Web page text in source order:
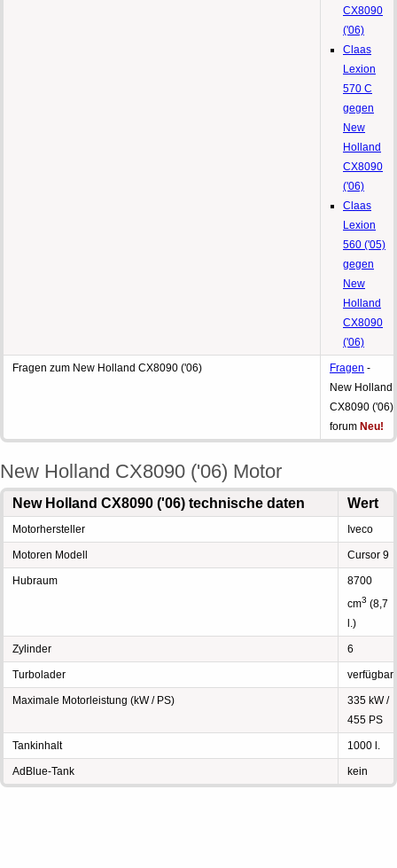
CX8090
('06)
Claas
Lexion
570 C
gegen
New
Holland
CX8090
('06)
Claas
Lexion
560 ('05)
gegen
New
Holland
CX8090
('06)
Fragen zum New Holland CX8090 ('06) Fragen -
New Holland
CX8090 ('06)
forum Neu!
New Holland CX8090 ('06) Motor
New Holland CX8090 ('06) technische daten Wert
Motorhersteller Iveco
Motoren Modell Cursor 9
Hubraum
8700
cm3 (8,7
l.)
Zylinder 6
Turbolader verfügbar
Maximale Motorleistung (kW / PS)
335 kW /
455 PS
Tankinhalt 1000 l.
AdBlue-Tank kein